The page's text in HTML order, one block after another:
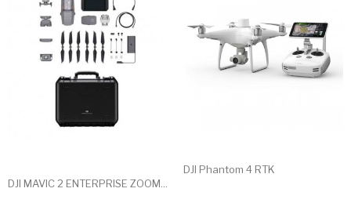
DJI MAVIC 2 ENTERPRISE ZOOM...
DJI Phantom 4 RTK